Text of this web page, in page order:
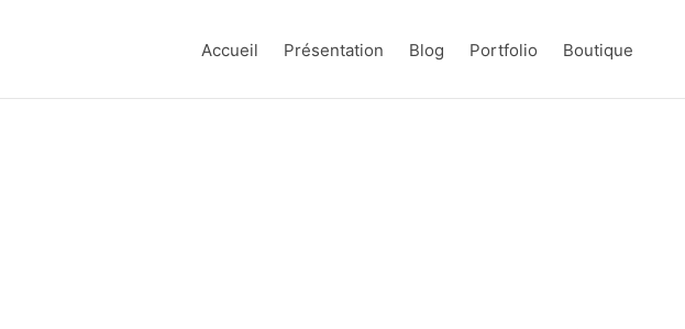
Accueil Présentation Blog Portfolio Boutique